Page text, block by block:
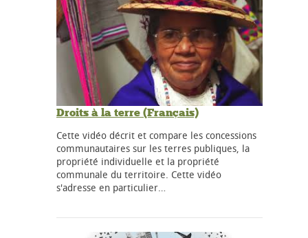
Droits à la terre (Français)
Cette vidéo décrit et compare les concessions
communautaires sur les terres publiques, la
propriété individuelle et la propriété
communale du territoire. Cette vidéo
s'adresse en particulier…